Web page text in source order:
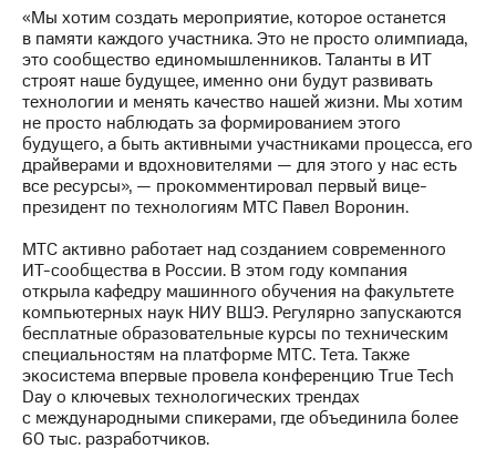
Рынок
акций
Описание
Программа
приобретения
Порядок
выкупа
акций
Дивиденды
облигаций
Описание
Еврооблигации-2023
Уведомление
о
погашении
именных
облигаций
Другое
«Мы хотим создать мероприятие, которое останется
в памяти каждого участника. Это не просто олимпиада,
это сообщество единомышленников. Таланты в ИТ
строят наше будущее, именно они будут развивать
технологии и менять качество нашей жизни. Мы хотим
не просто наблюдать за формированием этого
будущего, а быть активными участниками процесса, его
драйверами и вдохновителями — для этого у нас есть
все ресурсы», — прокомментировал первый вице-
президент по технологиям МТС Павел Воронин.
МТС активно работает над созданием современного
ИТ-сообщества в России. В этом году компания
открыла кафедру машинного обучения на факультете
компьютерных наук НИУ ВШЭ. Регулярно запускаются
бесплатные образовательные курсы по техническим
специальностям на платформе МТС. Тета. Также
экосистема впервые провела конференцию True Tech
Day о ключевых технологических трендах
с международными спикерами, где объединила более
60 тыс. разработчиков.